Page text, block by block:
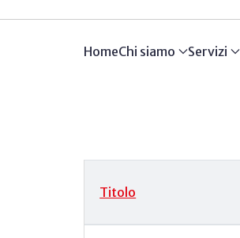
HomeChi siamo Servizi
Titolo